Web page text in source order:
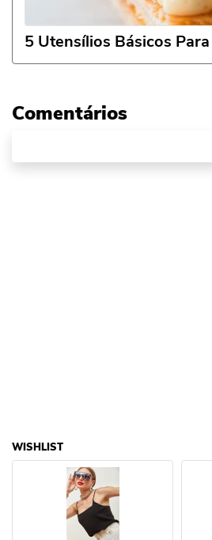
5 Utensílios Básicos
Comentários
WISHLIST